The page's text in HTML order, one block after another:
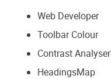
Web Developer
Toolbar Colour
Contrast Analyser
HeadingsMap